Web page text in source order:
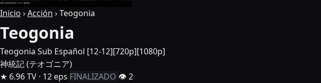
Inicio ›Acción ›Teogonia
Teogonia
Teogonia Sub Español [12-12][720p][1080p]
神統記 (テオゴニア)
★ 6.96TV · 12 eps FINALIZADO 👁 2